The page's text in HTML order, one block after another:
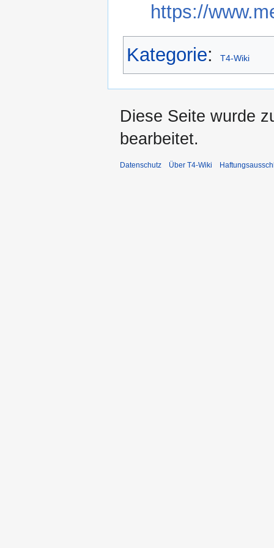
https://
Kategorie: T4-Wiki
Diese Seite wurde
bearbeitet.
Datenschutz Über T4-Wiki